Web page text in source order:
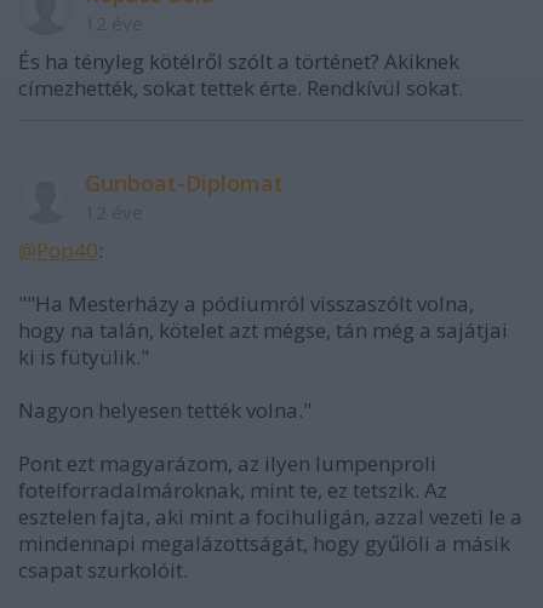
És ha tényleg kötélről szólt a történet? Akiknek
címezhették, sokat tettek érte. Rendkívül sokat.
Gunboat-Diplomat
@Pop40:
""Ha Mesterházy a pódiumról visszaszólt volna,
hogy na talán, kötelet azt mégse, tán még a sajátjai
ki is fütyülik."
Nagyon helyesen tették volna."
Pont ezt magyarázom, az ilyen lumpenproli
fotelforradalmároknak, mint te, ez tetszik. Az
esztelen fajta, aki mint a focihuligán, azzal vezeti le a
mindennapi megalázottságát, hogy gyűlöli a másik
csapat szurkolóit.